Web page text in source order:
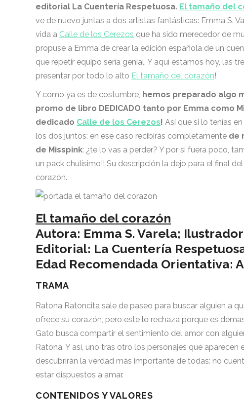
editorial La Cuentería Respetuosa. El tamaño del
ve de nuevo juntas a dos artistas fantásticas: Emma S.
vida a Calle de los Cerezos que ha sido merecedor de
propuse a Emma de crear la edición española de un
que repetir equipo sería genial. Y aquí estamos hoy, las
presentar por todo lo alto El tamaño del corazón!
Y como ya es de costumbre, hemos preparado algo
promo de libro DEDICADO tanto por Emma como
dedicado Calle de los Cerezos! Así que si lo tenías
los dos juntos: en ese caso recibirás completamente de
de Misspink: ¿te lo vas a perder? Y por si fuera poco,
un pack chulísimo!! Su descripción la dejo para el final
corazón.
El tamaño del corazón
Autora: Emma S. Varela;
Editorial: La Cuentería
Edad Recomendada Orientativa:
TRAMA
Ratona Ratoncita sale de paseo para buscar alguien a
ofrece su corazón, pero este lo rechaza porque es
Gato busca compartir el sentimiento del amor con
Ratona. Y así, uno tras otro los personajes que
descubrirán la verdad más importante de todas: no
estar dispuestos a amar.
CONTENIDOS Y VALORES